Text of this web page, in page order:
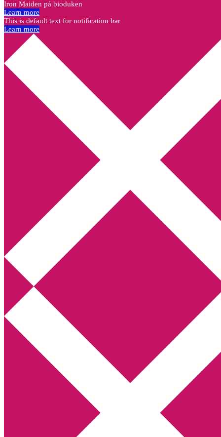
Annikas litteratur- och kulturblogg
Deckare, kriminalromaner, thrillers
Hem
Boktolva
Författarfemman
Kontakt
Webbshop Amazon
Iron Maiden på bioduken
Learn more
This is default text for notification bar
Learn more